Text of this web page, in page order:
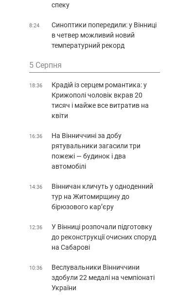
спеку
8:24
Синоптики попередили: у Вінниці
в четвер можливий новий
температурний рекорд
5 Серпня
18:36
Крадій із серцем романтика: у
Крижополі чоловік вкрав 20
тисяч і майже все витратив на
квіти
16:36
На Вінниччині за добу
рятувальники загасили три
пожежі — будинок і два
автомобілі
14:36
Вінничан кличуть у одноденний
тур на Житомирщину до
бірюзового кар’єру
12:36
У Вінниці розпочали підготовку
до реконструкції очисних споруд
на Сабарові
10:36
Веслувальники Вінниччини
здобули 22 медалі на чемпіонаті
України